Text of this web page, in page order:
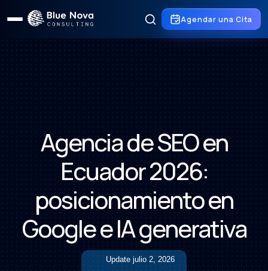
Agendar una Cita
Agencia de SEO en
Ecuador 2026:
posicionamiento en
Google e IA generativa
Update julio 2, 2026